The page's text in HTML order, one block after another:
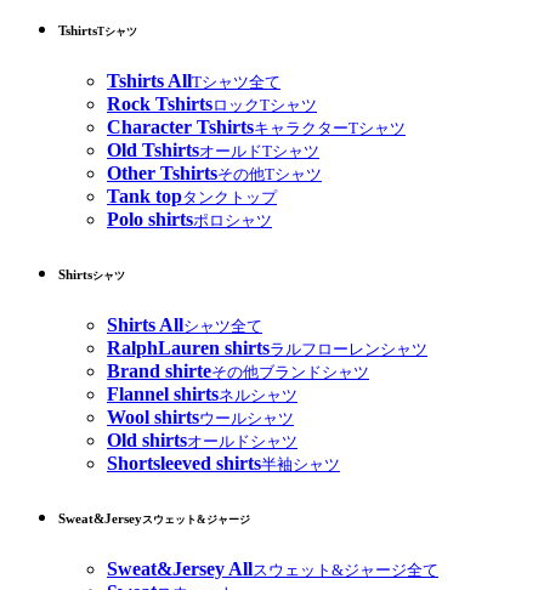
TshirtsTシャツ
Tshirts AllTシャツ全て
Rock TshirtsロックTシャツ
Character TshirtsキャラクターTシャツ
Old TshirtsオールドTシャツ
Other Tshirtsその他Tシャツ
Tank topタンクトップ
Polo shirtsポロシャツ
Shirtsシャツ
Shirts Allシャツ全て
RalphLauren shirtsラルフローレンシャツ
Brand shirteその他ブランドシャツ
Flannel shirtsネルシャツ
Wool shirtsウールシャツ
Old shirtsオールドシャツ
Shortsleeved shirts半袖シャツ
Sweat&Jerseyスウェット&ジャージ
Sweat&Jersey Allスウェット&ジャージ全て